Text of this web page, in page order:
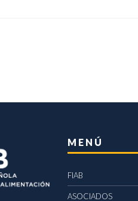
MENÚ
FIAB
ASOCIADOS